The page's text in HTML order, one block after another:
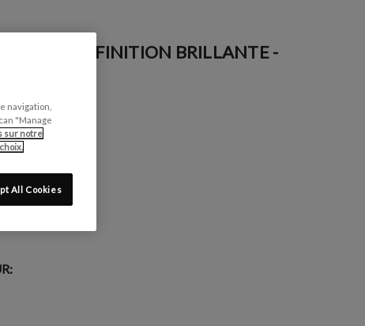
FINITION BRILLANTE -
navigation,
"Manage
sur notre
All Cookies